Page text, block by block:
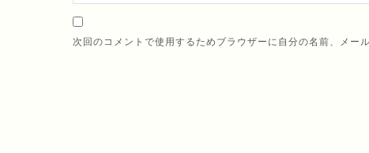
次回のコメントで使用するためブラウザーに自分の名前、メー